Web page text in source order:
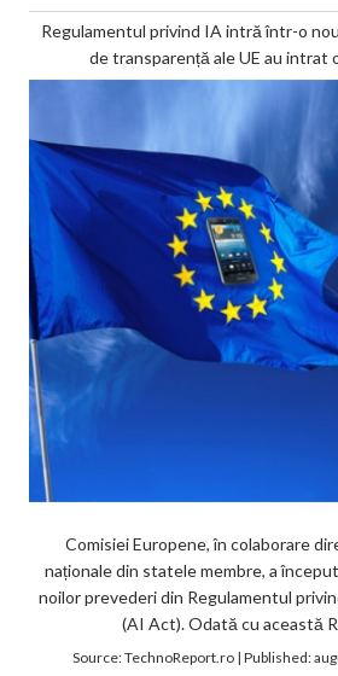
Regulamentul privind IA intră într-o
de transparență ale UE au intrat
Comisiei Europene, în colaborare
naționale din statele membre, a
noilor prevederi din Regulamentul
(AI Act). Odată cu această
Source:TechnoReport.ro| Published: